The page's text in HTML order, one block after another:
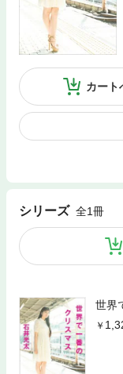
カート
シリーズ 全1冊
世界